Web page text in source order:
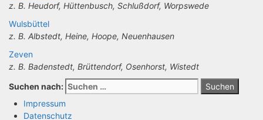
z. B. Heudorf, Hüttenbusch, Schlußdorf, Worpswede
Wulsbüttel
z. B. Albstedt, Heine, Hoope, Neuenhausen
Zeven
z. B. Badenstedt, Brüttendorf, Osenhorst, Wistedt
Suchen nach:
Impressum
Datenschutz